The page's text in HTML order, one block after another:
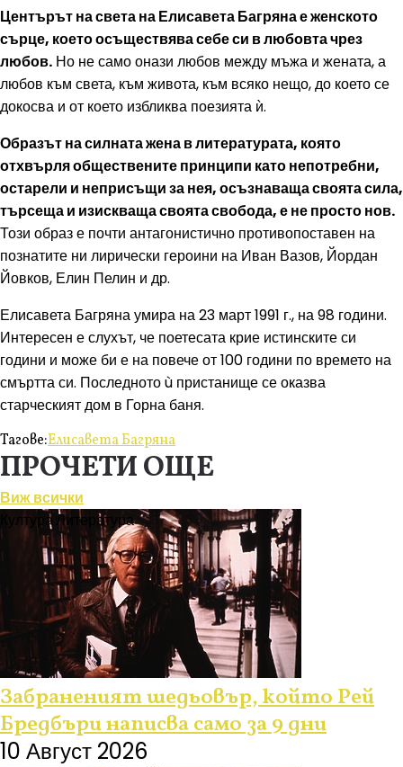
Центърът на света на Елисавета Багряна е женското
сърце, което осъществява себе си в любовта чрез
любов. Но не само онази любов между мъжа и жената, а
любов към света, към живота, към всяко нещо, до което се
докосва и от което избликва поезията ѝ.
Образът на силната жена в литературата, която
отхвърля обществените принципи като непотребни,
остарели и неприсъщи за нея, осъзнаваща своята сила,
търсеща и изискваща своята свобода, е не просто нов.
Този образ е почти антагонистично противопоставен на
познатите ни лирически героини на Иван Вазов, Йордан
Йовков, Елин Пелин и др.
Елисавета Багряна умира на 23 март 1991 г., на 98 години.
Интересен е слухът, че поетесата крие истинските си
години и може би е на повече от 100 години по времето на
смъртта си. Последното ù пристанище се оказва
старческият дом в Горна баня.
Тагове:Елисавета Багряна
ПРОЧЕТИ ОЩЕ
Виж всички
Култура Литература
Забраненият шедьовър, който Рей
Бредбъри написва само за 9 дни
10 Август 2026